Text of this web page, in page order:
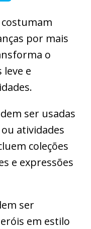
por mais
o
e
ser usadas
atividades
coleções
e expressões
ser
em estilo